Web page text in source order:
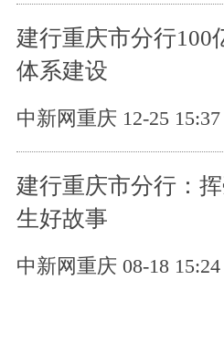
建行重庆市分行100
体系建设
中新网重庆 12-25 15:37
建行重庆市分行：
生好故事
中新网重庆 08-18 15:24